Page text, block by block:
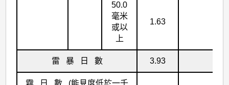
50.0
毫米
或以
上
1.63
雷 暴 日 數 3.93
霧 日 數 (能見度低於一千